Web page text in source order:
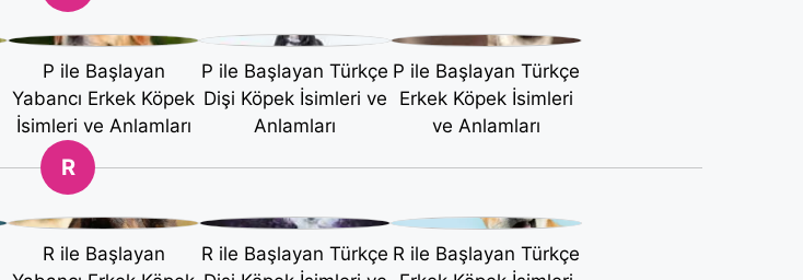
P ile Başlayan
Yabancı Erkek Köpek
İsimleri ve Anlamları
P ile Başlayan Türkçe
Dişi Köpek İsimleri ve
Anlamları
P ile Başlayan Türkçe
Erkek Köpek İsimleri
ve Anlamları
R
R ile Başlayan
R ile Başlayan Türkçe R ile Başlayan Türkçe